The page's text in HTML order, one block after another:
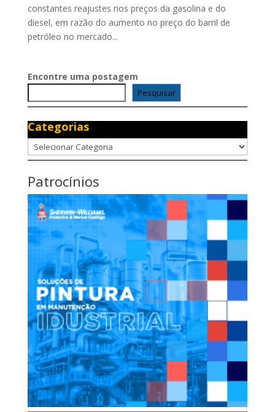
constantes reajustes nos preços da gasolina e do
diesel, em razão do aumento no preço do barril de
petróleo no mercado...
Encontre uma postagem
Pesquisar
Categorias
Categorias
Patrocínios